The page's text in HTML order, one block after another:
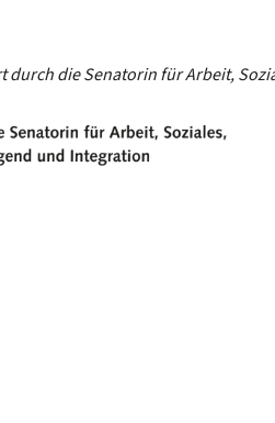
durch die Senatorin für Arbeit,